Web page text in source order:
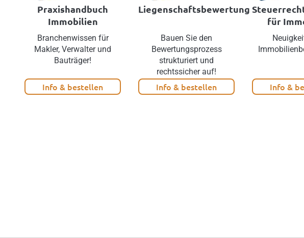
Praxishandbuch
Immobilien
Branchenwissen für
Makler, Verwalter und
Bauträger!
Info & bestellen
Liegenschaftsbewertung
Bauen Sie den
Bewertungsprozess
strukturiert und
rechtssicher auf!
Info & bestellen
für
Info &